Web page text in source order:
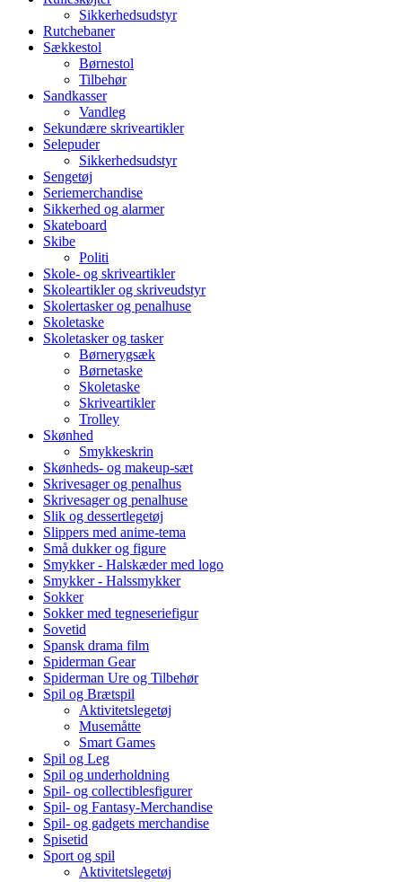
Sikkerhedsudstyr
Rutchebaner
Sækkestol
Børnestol
Tilbehør
Sandkasser
Vandleg
Sekundære skriveartikler
Selepuder
Sikkerhedsudstyr
Sengetøj
Seriemerchandise
Sikkerhed og alarmer
Skateboard
Skibe
Politi
Skole- og skriveartikler
Skoleartikler og skriveudstyr
Skolertasker og penalhuse
Skoletaske
Skoletasker og tasker
Børnerygsæk
Børnetaske
Skoletaske
Skriveartikler
Trolley
Skønhed
Smykkeskrin
Skønheds- og makeup-sæt
Skrivesager og penalhus
Skrivesager og penalhuse
Slik og dessertlegetøj
Slippers med anime-tema
Små dukker og figure
Smykker - Halskæder med logo
Smykker - Halssmykker
Sokker
Sokker med tegneseriefigur
Sovetid
Spansk drama film
Spiderman Gear
Spiderman Ure og Tilbehør
Spil og Brætspil
Aktivitetslegetøj
Musemåtte
Smart Games
Spil og Leg
Spil og underholdning
Spil- og collectiblesfigurer
Spil- og Fantasy-Merchandise
Spil- og gadgets merchandise
Spisetid
Sport og spil
Aktivitetslegetøj